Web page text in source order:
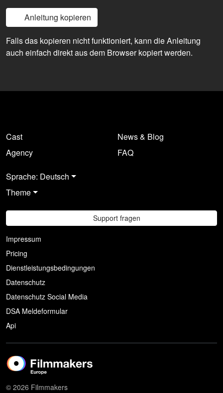
Anleitung kopieren
Falls das kopieren nicht funktioniert, kann die Anleitung
auch einfach direkt aus dem Browser kopiert werden.
Cast
Agency
News & Blog
FAQ
Sprache: Deutsch
Theme
Support fragen
Impressum
Pricing
Dienstleistungsbedingungen
Datenschutz
Datenschutz Social Media
DSA Meldeformular
Api
© 2026 Filmmakers